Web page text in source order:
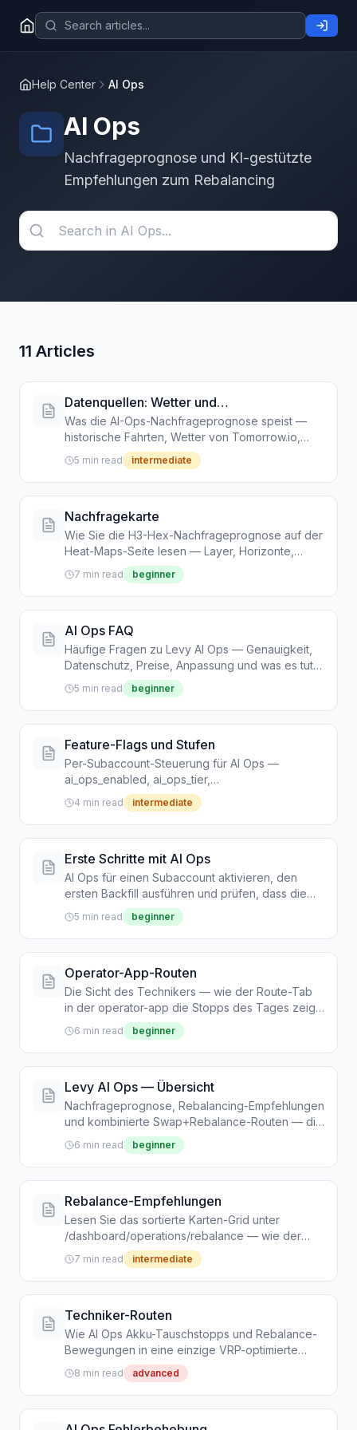
Help Center AI Ops
AI Ops
Nachfrageprognose und KI-gestützte
Empfehlungen zum Rebalancing
11 Articles
Datenquellen: Wetter und
Veranstaltungen
Was die AI-Ops-Nachfrageprognose speist —
historische Fahrten, Wetter von Tomorrow.io,
Veranstaltungen von PredictHQ und der
Feiertagskalender — und was passiert, wenn
eine Quelle ausfällt.
5 min read intermediate
Nachfragekarte
Wie Sie die H3-Hex-Nachfrageprognose auf der
Heat-Maps-Seite lesen — Layer, Horizonte,
Zeitregler und Hex-Tooltips.
7 min read beginner
AI Ops FAQ
Häufige Fragen zu Levy AI Ops — Genauigkeit,
Datenschutz, Preise, Anpassung und was es tut
und nicht tut.
5 min read beginner
Feature-Flags und Stufen
Per-Subaccount-Steuerung für AI Ops —
ai_ops_enabled, ai_ops_tier,
tech_cost_per_mile_usd, rebalance_battery_floor
und was jede Stufe freischaltet.
4 min read intermediate
Erste Schritte mit AI Ops
AI Ops für einen Subaccount aktivieren, den
ersten Backfill ausführen und prüfen, dass die
Prognoseoberfläche live ist.
5 min read beginner
Operator-App-Routen
Die Sicht des Technikers — wie der Route-Tab
in der operator-app die Stopps des Tages zeigt,
Offline-Abschlüsse handhabt und das Abbrechen
einer Route unterstützt.
6 min read beginner
Levy AI Ops — Übersicht
Nachfrageprognose, Rebalancing-Empfehlungen
und kombinierte Swap+Rebalance-Routen — die
KI-Schicht auf Levy Fleets.
6 min read beginner
Rebalance-Empfehlungen
Lesen Sie das sortierte Karten-Grid unter
/dashboard/operations/rebalance — wie der
Mehrertrag berechnet wird, wann Accept,
Snooze oder Dismiss zu wählen ist und wie
Bestätigungen das Modell füttern.
7 min read intermediate
Techniker-Routen
Wie AI Ops Akku-Tauschstopps und Rebalance-
Bewegungen in eine einzige VRP-optimierte
Route pro Techniker zusammenpackt —
inklusive Auto-Maintenance und Abandon-Flow.
8 min read advanced